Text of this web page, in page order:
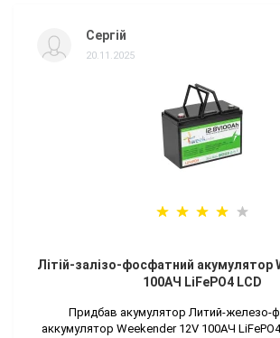
Сергій
20.11.2025
Літій-залізо-фосфатний акумулятор
100AЧ LiFePO4 LCD
Придбав акумулятор Литий-железо-
аккумулятор Weekender 12V 100AЧ LiFePO4